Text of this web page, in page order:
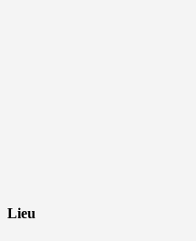
Lieu